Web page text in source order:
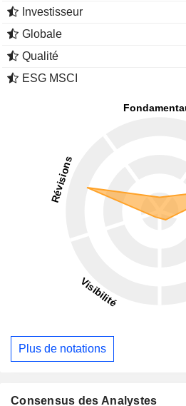
Investisseur
Globale
Qualité
ESG MSCI
Plus de notations
Consensus des Analystes